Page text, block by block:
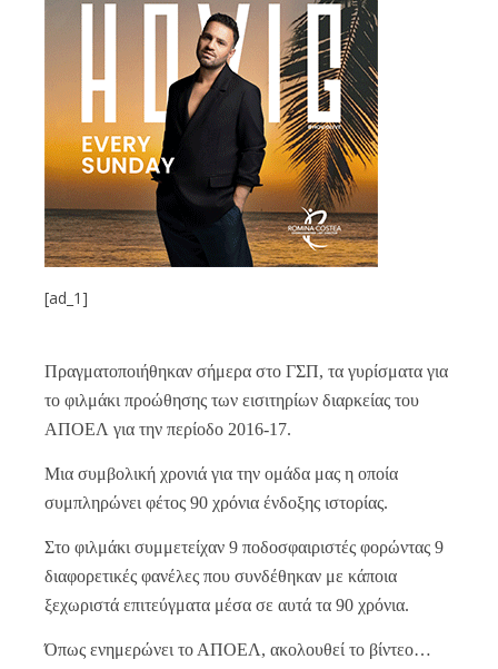
[ad_1]
Πραγματοποιήθηκαν σήμερα στο ΓΣΠ, τα γυρίσματα για
το φιλμάκι προώθησης των εισιτηρίων διαρκείας του
ΑΠΟΕΛ για την περίοδο 2016-17.
Μια συμβολική χρονιά για την ομάδα μας η οποία
συμπληρώνει φέτος 90 χρόνια ένδοξης ιστορίας.
Στο φιλμάκι συμμετείχαν 9 ποδοσφαιριστές φορώντας 9
διαφορετικές φανέλες που συνδέθηκαν με κάποια
ξεχωριστά επιτεύγματα μέσα σε αυτά τα 90 χρόνια.
Όπως ενημερώνει το ΑΠΟΕΛ, ακολουθεί το βίντεο…